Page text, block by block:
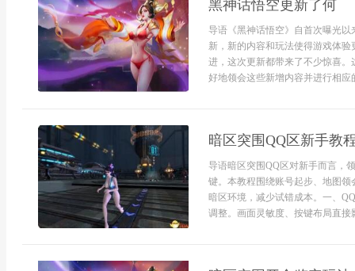
黑神话悟空更新了何
导语《黑神话悟空》自首次曝光
新，新的内容和玩法使得游戏体
进，这次更新都带来了不少惊喜
好地领会这些新增内容并进行相
暗区突围QQ区新手教
导语暗区突围QQ区对新手而言，
键。本教程围绕账号起步、地图
暗区环境，减少试错成本。一、
调整。画面灵敏度、按键布局直